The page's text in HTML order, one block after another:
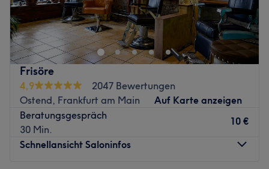
Frisöre
4,9
2047 Bewertungen
Ostend, Frankfurt am Main
Auf Karte anzeigen
Beratungsgespräch
30 Min.
10 €
Schnellansicht Saloninfos